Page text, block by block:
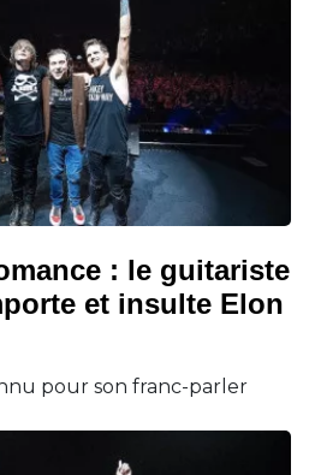
: le guitariste
et insulte Elon
pour son franc-parler